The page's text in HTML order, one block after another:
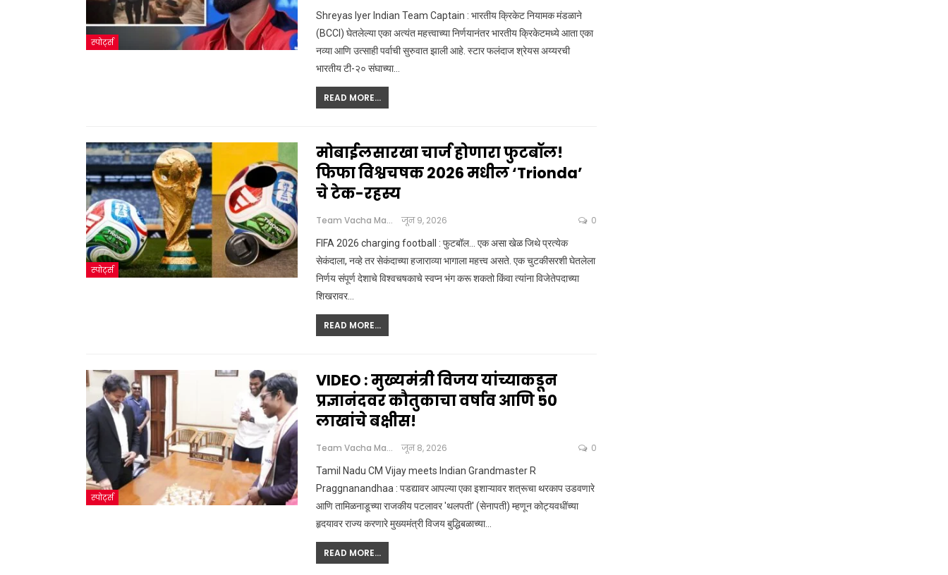
स्पोर्ट्स
Shreyas Iyer Indian Team Captain : भारतीय क्रिकेट नियामक मंडळाने
(BCCI) घेतलेल्या एका अत्यंत महत्त्वाच्या निर्णयानंतर भारतीय क्रिकेटमध्ये आता एका
नव्या आणि उत्साही पर्वाची सुरुवात झाली आहे. स्टार फलंदाज श्रेयस अय्यरची
भारतीय टी-२० संघाच्या…
READ MORE...
स्पोर्ट्स
मोबाईलसारखा चार्ज होणारा फुटबॉल!
फिफा विश्वचषक 2026 मधील ‘Trionda’
चे टेक-रहस्य
Team Vacha Marathi जून 9, 2026 0
FIFA 2026 charging football : फुटबॉल... एक असा खेळ जिथे प्रत्येक
सेकंदाला, नव्हे तर सेकंदाच्या हजाराव्या भागाला महत्त्व असते. एक चुटकीसरशी घेतलेला
निर्णय संपूर्ण देशाचे विश्वचषकाचे स्वप्न भंग करू शकतो किंवा त्यांना विजेतेपदाच्या
शिखरावर…
READ MORE...
स्पोर्ट्स
VIDEO : मुख्यमंत्री विजय यांच्याकडून
प्रज्ञानंदवर कौतुकाचा वर्षाव आणि 50
लाखांचे बक्षीस!
Team Vacha Marathi जून 8, 2026 0
Tamil Nadu CM Vijay meets Indian Grandmaster R
Praggnanandhaa : पडद्यावर आपल्या एका इशाऱ्यावर शत्रूचा थरकाप उडवणारे
आणि तामिळनाडूच्या राजकीय पटलावर 'थलपती' (सेनापती) म्हणून कोट्यवधींच्या
हृदयावर राज्य करणारे मुख्यमंत्री विजय बुद्धिबळाच्या…
READ MORE...